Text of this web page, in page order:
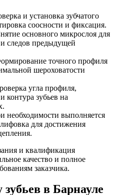
и установка зубчатого
соосности и фиксация.
основного микрослоя для
следов предыдущей
точного профиля
шероховатости
угла профиля,
контура зубьев на
необходимости выполняется
для достижения
и квалификация
качество и полное
заказчика.
в Барнауле